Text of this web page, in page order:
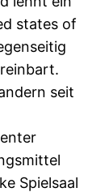
states of
seit
Spielsaal